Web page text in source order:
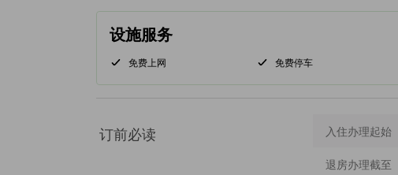
设施服务
免费上网 免费停车
订前必读 入住办理起始
退房办理截至